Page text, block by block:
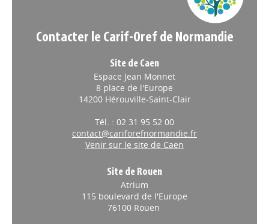
Contacter le Carif-Oref de Normandie
Site de Caen
Espace Jean Monnet
8 place de l'Europe
14200 Hérouville-Saint-Clair
Tél. : 02 31 95 52 00
contact@cariforefnormandie.fr
Venir sur le site de Caen
Site de Rouen
Atrium
115 boulevard de l'Europe
76100 Rouen